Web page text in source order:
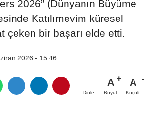
2026” (Dünyanın Büyüme
Katılımevim küresel
çeken bir başarı elde etti.
2026 - 15:46
Dinle
A
Büyüt
A
Küçült